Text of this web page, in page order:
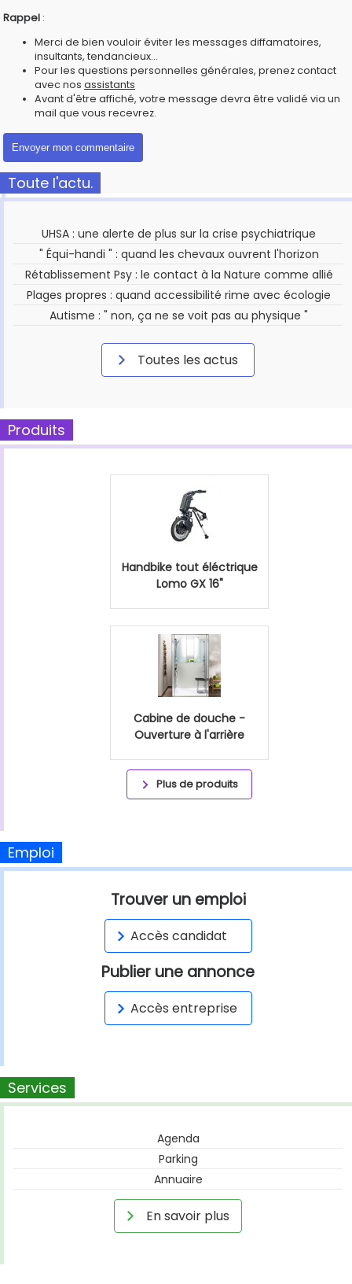
Rappel :
Merci de bien vouloir éviter les messages diffamatoires,
insultants, tendancieux...
Pour les questions personnelles générales, prenez contact
avec nos assistants
Avant d'être affiché, votre message devra être validé via un
mail que vous recevrez.
Toute l'actu.
UHSA : une alerte de plus sur la crise psychiatrique
" Équi-handi " : quand les chevaux ouvrent l'horizon
Rétablissement Psy : le contact à la Nature comme allié
Plages propres : quand accessibilité rime avec écologie
Autisme : " non, ça ne se voit pas au physique "
Toutes les actus
Produits
Handbike tout éléctrique
Lomo GX 16"
Cabine de douche -
Ouverture à l'arrière
Plus de produits
Emploi
Trouver un emploi
Accès candidat
Publier une annonce
Accès entreprise
Services
Agenda
Parking
Annuaire
En savoir plus